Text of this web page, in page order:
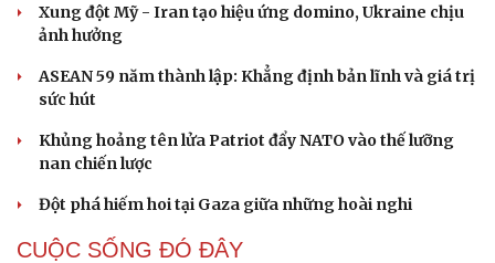
Xung đột Mỹ - Iran tạo hiệu ứng domino, Ukraine chịu
ảnh hưởng
ASEAN 59 năm thành lập: Khẳng định bản lĩnh và giá trị
sức hút
Khủng hoảng tên lửa Patriot đẩy NATO vào thế lưỡng
nan chiến lược
Đột phá hiếm hoi tại Gaza giữa những hoài nghi
CUỘC SỐNG ĐÓ ĐÂY